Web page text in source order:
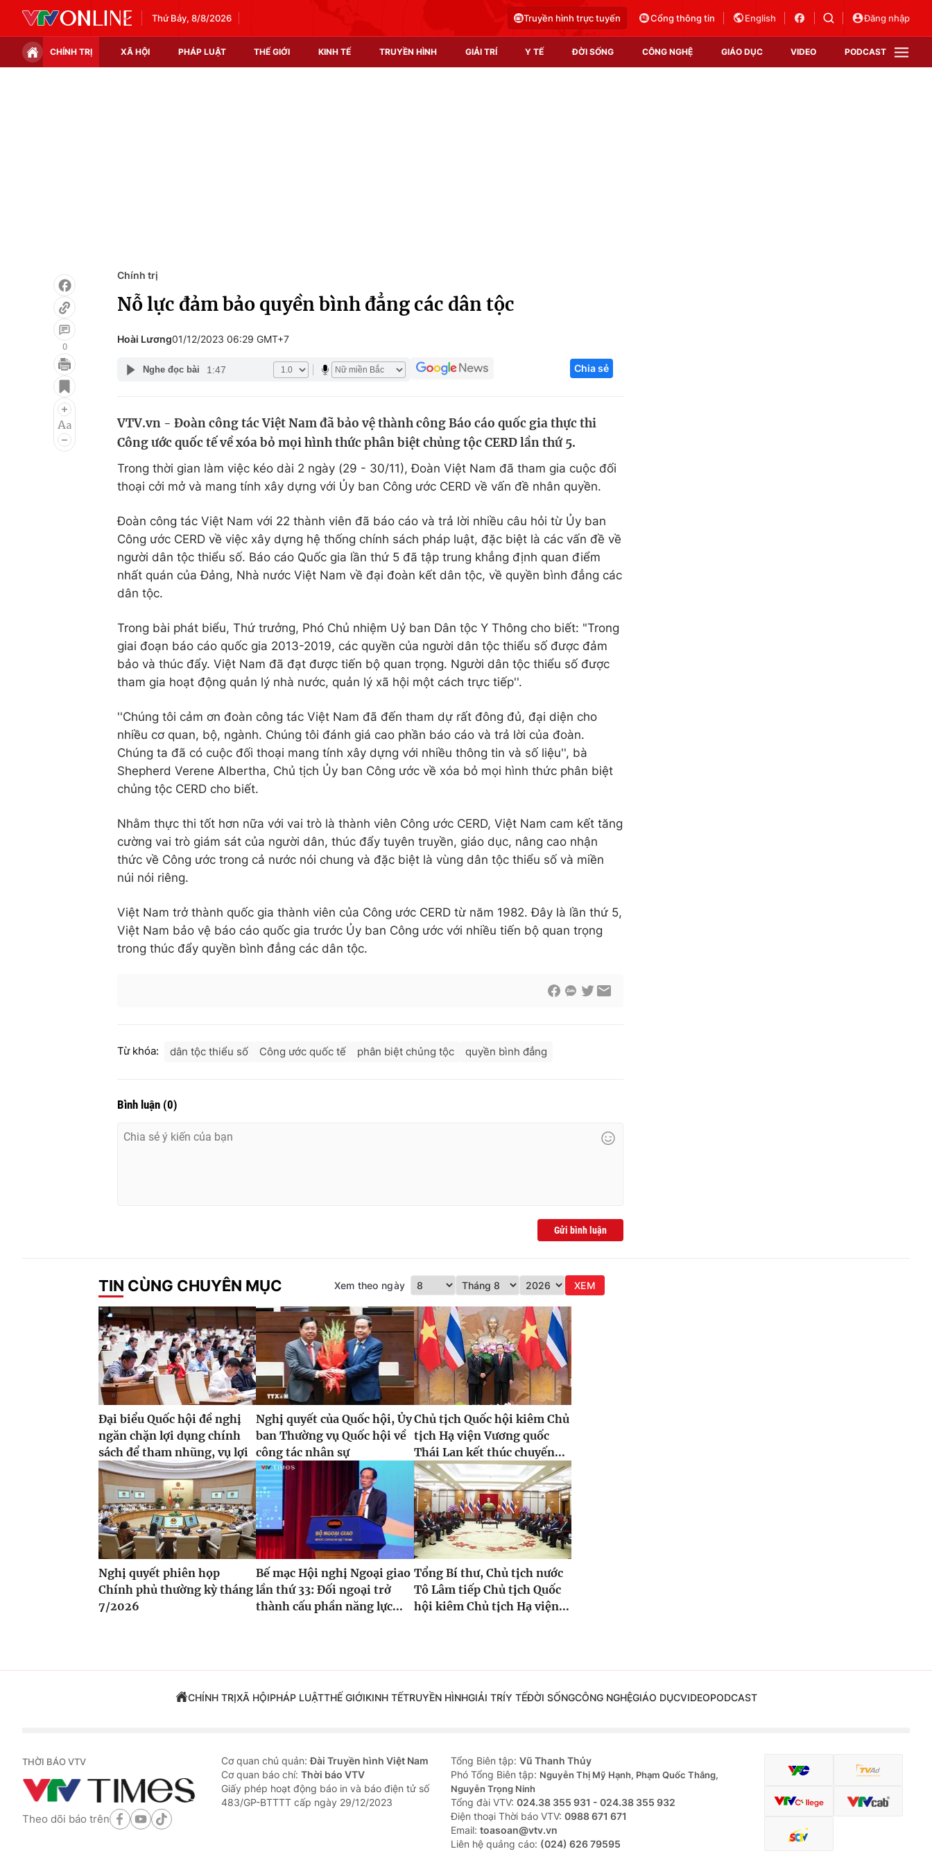
Thứ Bảy, 8/8/2026 Truyền hình trực tuyến Cổng thông tin English Đăng nhập
CHÍNH TRỊ XÃ HỘI PHÁP LUẬT THẾ GIỚI KINH TẾ TRUYỀN HÌNH GIẢI TRÍ Y TẾ ĐỜI SỐNG CÔNG NGHỆ GIÁO DỤC VIDEO PODCAST
Điện ảnh
Âm nhạc
Làm đẹp
Giáo dục
Học trực tuyến
Công nghệ
Sản phẩm
Tư vấn
0
Chính trị
Nỗ lực đảm bảo quyền bình đẳng các dân tộc
Hoài Lương01/12/2023 06:29 GMT+7
Nghe đọc bài 1:47 Chia sẻ
VTV.vn - Đoàn công tác Việt Nam đã bảo vệ thành công Báo cáo quốc gia thực thi
Công ước quốc tế về xóa bỏ mọi hình thức phân biệt chủng tộc CERD lần thứ 5.
Trong thời gian làm việc kéo dài 2 ngày (29 - 30/11), Đoàn Việt Nam đã tham gia cuộc đối
thoại cởi mở và mang tính xây dựng với Ủy ban Công ước CERD về vấn đề nhân quyền.
Đoàn công tác Việt Nam với 22 thành viên đã báo cáo và trả lời nhiều câu hỏi từ Ủy ban
Công ước CERD về việc xây dựng hệ thống chính sách pháp luật, đặc biệt là các vấn đề về
người dân tộc thiểu số. Báo cáo Quốc gia lần thứ 5 đã tập trung khẳng định quan điểm
nhất quán của Đảng, Nhà nước Việt Nam về đại đoàn kết dân tộc, về quyền bình đẳng các
dân tộc.
Trong bài phát biểu, Thứ trưởng, Phó Chủ nhiệm Uỷ ban Dân tộc Y Thông cho biết: "Trong
giai đoạn báo cáo quốc gia 2013-2019, các quyền của người dân tộc thiểu số được đảm
bảo và thúc đẩy. Việt Nam đã đạt được tiến bộ quan trọng. Người dân tộc thiểu số được
tham gia hoạt động quản lý nhà nước, quản lý xã hội một cách trực tiếp''.
''Chúng tôi cảm ơn đoàn công tác Việt Nam đã đến tham dự rất đông đủ, đại diện cho
nhiều cơ quan, bộ, ngành. Chúng tôi đánh giá cao phần báo cáo và trả lời của đoàn.
Chúng ta đã có cuộc đối thoại mang tính xây dựng với nhiều thông tin và số liệu'', bà
Shepherd Verene Albertha, Chủ tịch Ủy ban Công ước về xóa bỏ mọi hình thức phân biệt
chủng tộc CERD cho biết.
Nhằm thực thi tốt hơn nữa với vai trò là thành viên Công ước CERD, Việt Nam cam kết tăng
cường vai trò giám sát của người dân, thúc đẩy tuyên truyền, giáo dục, nâng cao nhận
thức về Công ước trong cả nước nói chung và đặc biệt là vùng dân tộc thiểu số và miền
núi nói riêng.
Việt Nam trở thành quốc gia thành viên của Công ước CERD từ năm 1982. Đây là lần thứ 5,
Việt Nam bảo vệ báo cáo quốc gia trước Ủy ban Công ước với nhiều tiến bộ quan trọng
trong thúc đẩy quyền bình đẳng các dân tộc.
Từ khóa: dân tộc thiểu số Công ước quốc tế phân biệt chủng tộc quyền bình đẳng
Bình luận (0)
Gửi bình luận
TIN CÙNG CHUYÊN MỤC Xem theo ngày XEM
Đại biểu Quốc hội đề nghị
ngăn chặn lợi dụng chính
sách để tham nhũng, vụ lợi
Nghị quyết của Quốc hội, Ủy
ban Thường vụ Quốc hội về
công tác nhân sự
Chủ tịch Quốc hội kiêm Chủ
tịch Hạ viện Vương quốc
Thái Lan kết thúc chuyến...
Nghị quyết phiên họp
Chính phủ thường kỳ tháng
7/2026
Bế mạc Hội nghị Ngoại giao
lần thứ 33: Đối ngoại trở
thành cấu phần năng lực...
Tổng Bí thư, Chủ tịch nước
Tô Lâm tiếp Chủ tịch Quốc
hội kiêm Chủ tịch Hạ viện...
CHÍNH TRỊXÃ HỘIPHÁP LUẬTTHẾ GIỚIKINH TẾTRUYỀN HÌNHGIẢI TRÍY TẾĐỜI SỐNGCÔNG NGHỆGIÁO DỤCVIDEOPODCAST
THỜI BÁO VTV
Theo dõi báo trên
Cơ quan chủ quản:Đài Truyền hình Việt Nam
Cơ quan báo chí: Thời báo VTV
Giấy phép hoạt động báo in và báo điện tử số
483/GP-BTTTT cấp ngày 29/12/2023
Tổng Biên tập: Vũ Thanh Thủy
Phó Tổng Biên tập: Nguyễn Thị Mỹ Hạnh, Phạm Quốc Thắng,
Nguyễn Trọng Ninh
Tổng đài VTV: 024.38 355 931 - 024.38 355 932
Ðiện thoại Thời báo VTV: 0988 671 671
Email: toasoan@vtv.vn
Liên hệ quảng cáo: (024) 626 79595